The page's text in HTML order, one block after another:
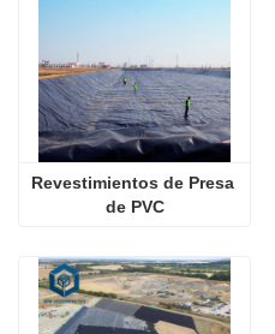
Revestimientos de Presa
de PVC